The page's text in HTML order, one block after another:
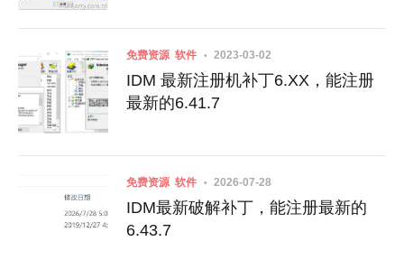
免费资源 软件 2023-03-02
IDM 最新注册机补丁6.XX，能注册
最新的6.41.7
免费资源 软件 2026-07-28
IDM最新破解补丁，能注册最新的
6.43.7